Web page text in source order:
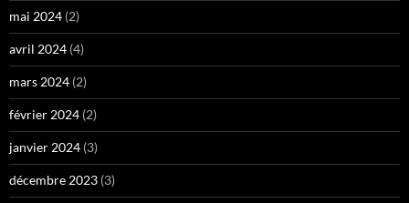
mai 2024 (2)
avril 2024 (4)
mars 2024 (2)
février 2024 (2)
janvier 2024 (3)
décembre 2023 (3)